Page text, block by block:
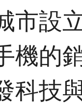
市設
機的
科技